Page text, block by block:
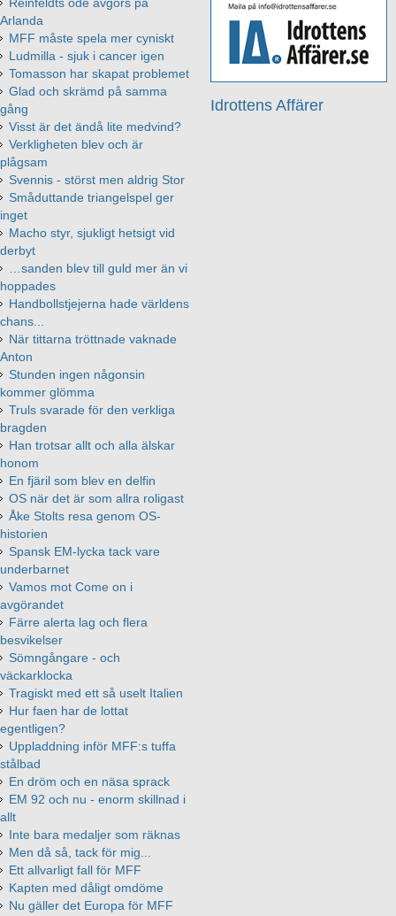
Idrottens Affärer
Arlanda
MFF måste spela mer cyniskt
Ludmilla - sjuk i cancer igen
Tomasson har skapat problemet
Glad och skrämd på samma
gång
Visst är det ändå lite medvind?
Verkligheten blev och är
plågsam
Svennis - störst men aldrig Stor
Småduttande triangelspel ger
inget
Macho styr, sjukligt hetsigt vid
derbyt
…sanden blev till guld mer än vi
hoppades
Handbollstjejerna hade världens
chans...
När tittarna tröttnade vaknade
Anton
Stunden ingen någonsin
kommer glömma
Truls svarade för den verkliga
bragden
Han trotsar allt och alla älskar
honom
En fjäril som blev en delfin
OS när det är som allra roligast
Åke Stolts resa genom OS-
historien
Spansk EM-lycka tack vare
underbarnet
Vamos mot Come on i
avgörandet
Färre alerta lag och flera
besvikelser
Sömngångare - och
väckarklocka
Tragiskt med ett så uselt Italien
Hur faen har de lottat
egentligen?
Uppladdning inför MFF:s tuffa
stålbad
En dröm och en näsa sprack
EM 92 och nu - enorm skillnad i
allt
Inte bara medaljer som räknas
Men då så, tack för mig...
Ett allvarligt fall för MFF
Kapten med dåligt omdöme
Nu gäller det Europa för MFF